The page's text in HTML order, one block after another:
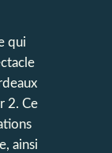
qui
2. Ce
ainsi